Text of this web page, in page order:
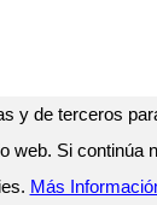
y de terceros
web. Si continúa
Más